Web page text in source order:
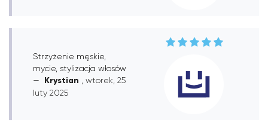
Strzyżenie męskie,
mycie, stylizacja włosów
Krystian
, wtorek, 25
luty 2025